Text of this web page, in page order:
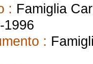
: Famiglia
1996
: